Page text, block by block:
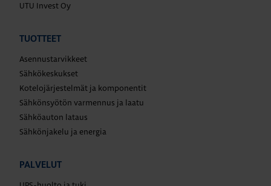
UTU Invest Oy
TUOTTEET
Asennustarvikkeet
Sähkökeskukset
Kotelojärjestelmät ja komponentit
Sähkönsyötön varmennus ja laatu
Sähköauton lataus
Sähkönjakelu ja energia
PALVELUT